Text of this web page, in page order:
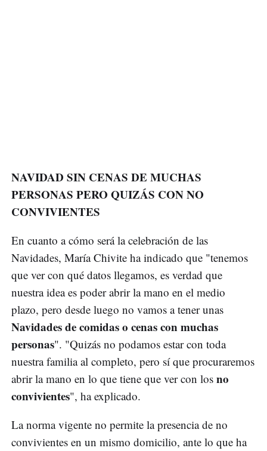
NAVIDAD SIN CENAS DE MUCHAS
PERSONAS PERO QUIZÁS CON NO
CONVIVIENTES
En cuanto a cómo será la celebración de las
Navidades, María Chivite ha indicado que "tenemos
que ver con qué datos llegamos, es verdad que
nuestra idea es poder abrir la mano en el medio
plazo, pero desde luego no vamos a tener unas
Navidades de comidas o cenas con muchas
personas". "Quizás no podamos estar con toda
nuestra familia al completo, pero sí que procuraremos
abrir la mano en lo que tiene que ver con los no
convivientes", ha explicado.
La norma vigente no permite la presencia de no
convivientes en un mismo domicilio, ante lo que ha